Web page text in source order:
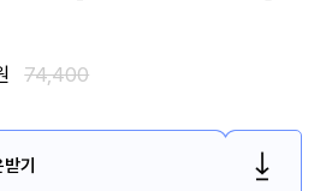
74,400
기